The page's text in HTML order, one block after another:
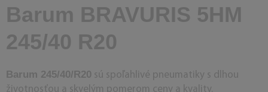
Barum BRAVURIS 5HM
245/40 R20
Barum 245/40/R20 sú spoľahlivé pneumatiky s dlhou
životnosťou a skvelým pomerom ceny a kvality.